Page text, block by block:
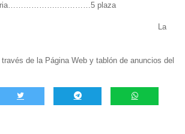
plaza
de la Página Web y tablón de anuncios del